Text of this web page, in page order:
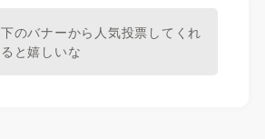
下のバナーから人気投票してくれ
ると嬉しいな